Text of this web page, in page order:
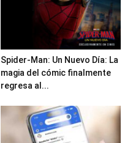
Spider-Man: Un Nuevo Día: La
magia del cómic finalmente
regresa al...